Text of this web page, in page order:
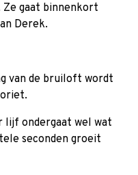
gaat binnenkort
Derek.
van de bruiloft wordt
lijf ondergaat wel wat
seconden groeit